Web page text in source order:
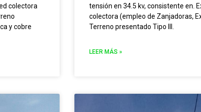
colectora
y cobre
tensión en 34.5 kv, consistente en.
colectora (empleo de Zanjadoras,
Terreno presentado Tipo III.
LEER MÁS »